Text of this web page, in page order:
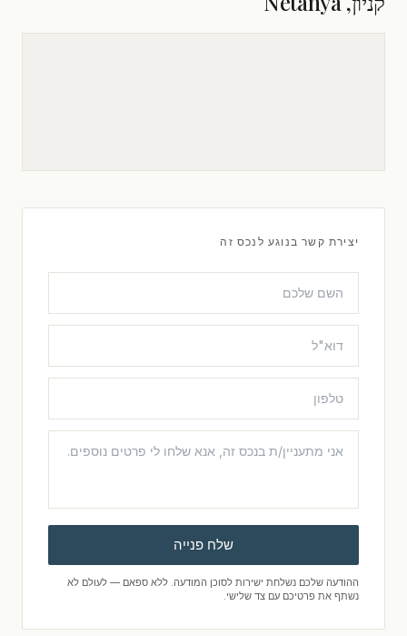
יצירת קשר בנוגע לנכס זה
שלח פנייה
ההודעה שלכם נשלחת ישירות לסוכן המודעה. ללא ספאם — לעולם לא
נשתף את פרטיכם עם צד שלישי.